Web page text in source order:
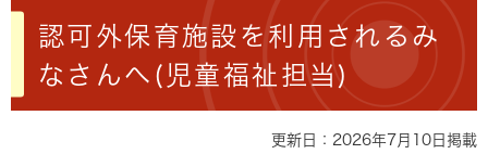
本
認可外保育施設を利用されるみ
なさんへ(児童福祉担当)
更新日：2026年7月10日掲載